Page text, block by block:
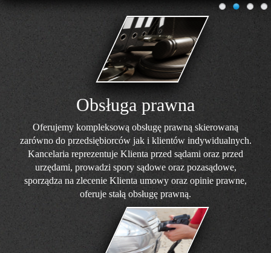
Obsługa prawna
Oferujemy kompleksową obsługę prawną skierowaną
zarówno do przedsiębiorców jak i klientów indywidualnych.
Kancelaria reprezentuje Klienta przed sądami oraz przed
urzędami, prowadzi spory sądowe oraz pozasądowe,
sporządza na zlecenie Klienta umowy oraz opinie prawne,
oferuje stałą obsługę prawną.